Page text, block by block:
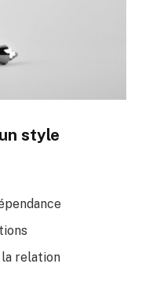
style
la relation